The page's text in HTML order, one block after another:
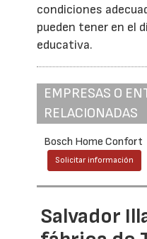
condiciones
pueden tener en el
educativa.
EMPRESAS O
RELACIONADAS
Bosch Home Confort
Solicitar información
Salvador